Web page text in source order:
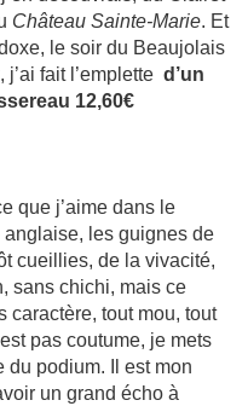
Château Sainte-Marie. Et
le soir du Beaujolais
fait l’emplette d’un
12,60€
que j’aime dans le
les guignes de
cueillies, de la vivacité,
sans chichi, mais ce
caractère, tout mou, tout
pas coutume, je mets
du podium. Il est mon
un grand écho à